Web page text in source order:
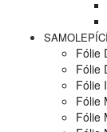
Fólie
Fólie
Fólie
Fólie
Fólie